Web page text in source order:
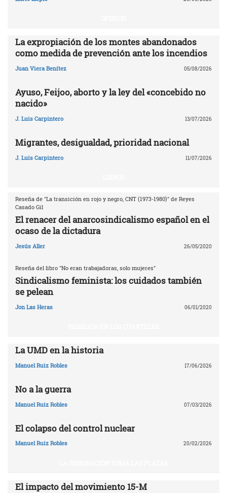
La expropiación de los montes abandonados
como medida de prevención ante los incendios
Juan Viera Benítez 05/08/2026
Ayuso, Feijoo, aborto y la ley del «concebido no
nacido»
J. Luis Carpintero 13/07/2026
Migrantes, desigualdad, prioridad nacional
J. Luis Carpintero 11/07/2026
Reseña de "La transición en rojo y negro, CNT (1973-1980)" de Reyes
Casado Gil
El renacer del anarcosindicalismo español en el
ocaso de la dictadura
Jesús Aller 26/05/2020
Reseña del libro "No eran trabajadoras, solo mujeres"
Sindicalismo feminista: los cuidados también
se pelean
Jon Las Heras 06/01/2020
La UMD en la historia
Manuel Ruiz Robles 17/06/2026
No a la guerra
Manuel Ruiz Robles 07/03/2026
El colapso del control nuclear
Manuel Ruiz Robles 20/02/2026
El impacto del movimiento 15-M